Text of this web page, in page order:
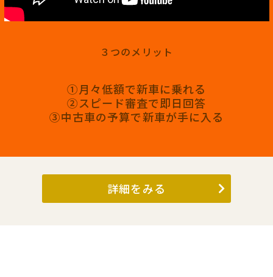
３つのメリット
①月々低額で新車に乗れる
②スピード審査で即日回答
③中古車の予算で新車が手に入る
詳細をみる